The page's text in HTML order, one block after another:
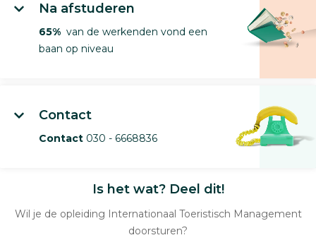
Na afstuderen
65% van de werkenden vond een
baan op niveau
Contact
Contact 030 - 6668836
Is het wat? Deel dit!
Wil je de opleiding Internationaal Toeristisch Management
doorsturen?